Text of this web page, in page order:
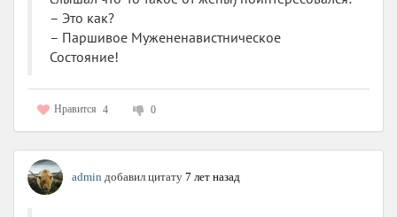
так? Фанатов музыки или спорта взять - да тож самое,
только тема иная. У Громыко и Уланова такие сцены
описаны с явным преувеличением, кое-где перегибая
становится неловко.
Ну и на десерт - главные герои! Рыбяты, эт что-то с
Леночка работает на такой должности, что у неё за
время практической деятельности нервы должны
превратиться в стальные канаты, а она сама в
– Это как?
– Паршивое Мужененавистническое
Состояние!
Нравится 4 0
admin добавил цитату 7 лет назад